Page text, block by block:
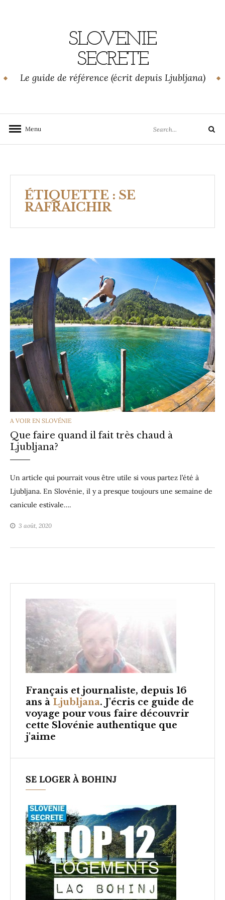
SLOVENIE
SECRETE
Le guide de référence (écrit depuis Ljubljana)
Menu
for:
Search
ÉTIQUETTE : SE
RAFRAICHIR
CATEGORIES
A VOIR EN SLOVÉNIE
Que faire quand il fait très chaud à
Ljubljana?
Un article qui pourrait vous être utile si vous partez l’été à
Ljubljana. En Slovénie, il y a presque toujours une semaine de
canicule estivale….
3 août, 2020
Français et journaliste, depuis 16
ans à Ljubljana. J'écris ce guide de
voyage pour vous faire découvrir
cette Slovénie authentique que
j'aime
SE LOGER À BOHINJ